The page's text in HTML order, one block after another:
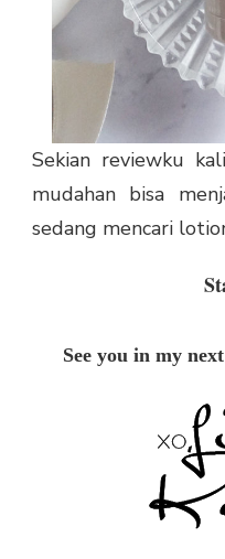
Sekian reviewku
mudahan bisa
sedang mencari
See you in my